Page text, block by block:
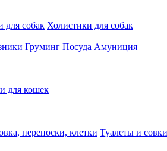
для собак Холистики для собак
Груминг Посуда Амуниция
для кошек
переноски, клетки Туалеты и совки